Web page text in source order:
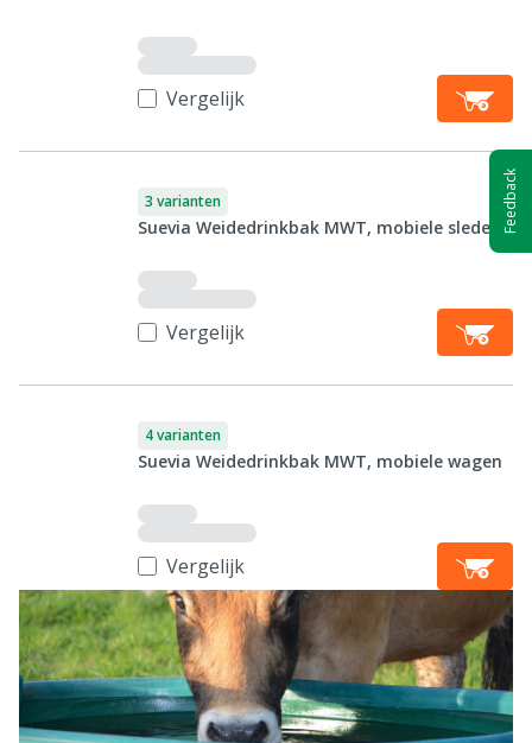
Vergelijk
3 varianten
Suevia Weidedrinkbak MWT, mobiele slede
Vergelijk
4 varianten
Suevia Weidedrinkbak MWT, mobiele wagen
Vergelijk
Feedback